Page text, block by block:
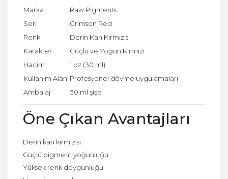
Marka
Raw Pigments
Seri
Crimson Red
Renk
Derin Kan Kırmızısı
Karakter
Güçlü ve Yoğun Kırmızı
Hacim
1 oz (30 ml)
Kullanım Alanı Profesyonel dövme uygulamaları
Ambalaj
30 ml şişe
Öne Çıkan Avantajları
Derin kan kırmızısı
Güçlü pigment yoğunluğu
Yüksek renk doygunluğu